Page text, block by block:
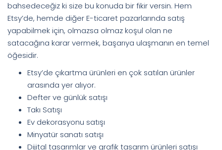
bahsedeceğiz ki size bu konuda bir fikir versin. Hem
Etsy’de, hemde diğer E-ticaret pazarlarında satış
yapabilmek için, olmazsa olmaz koşul olan ne
satacağına karar vermek, başarıya ulaşmanın en temel
öğesidir.
Etsy’de çıkartma ürünleri en çok satılan ürünler
arasında yer alıyor.
Defter ve günlük satışı
Takı Satışı
Ev dekorasyonu satışı
Minyatür sanatı satışı
Dijital tasarımlar ve grafik tasarım ürünleri satışı